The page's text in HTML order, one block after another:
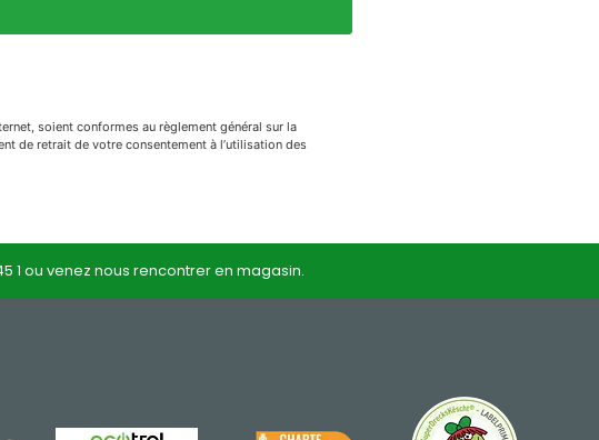
soient conformes au règlement général sur la
de retrait de votre consentement à l’utilisation des
1 ou venez nous rencontrer en magasin.